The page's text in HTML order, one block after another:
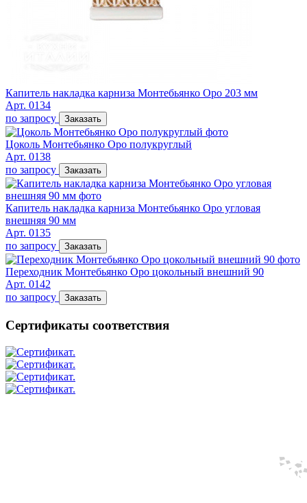
Капитель накладка карниза Монтебьянко Оро 203 мм
Арт. 0134
по запросу
Заказать
Цоколь Монтебьянко Оро полукруглый
Арт. 0138
по запросу
Заказать
Капитель накладка карниза Монтебьянко Оро угловая
внешняя 90 мм
Арт. 0135
по запросу
Заказать
Переходник Монтебьянко Оро цокольный внешний 90
Арт. 0142
по запросу
Заказать
Сертификаты соответствия